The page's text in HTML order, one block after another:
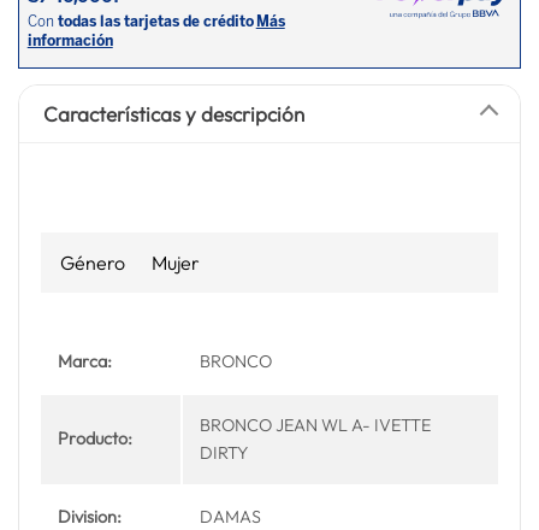
Características y descripción
Género Mujer
Marca: BRONCO
Producto:
BRONCO JEAN WL A- IVETTE
DIRTY
Division: DAMAS